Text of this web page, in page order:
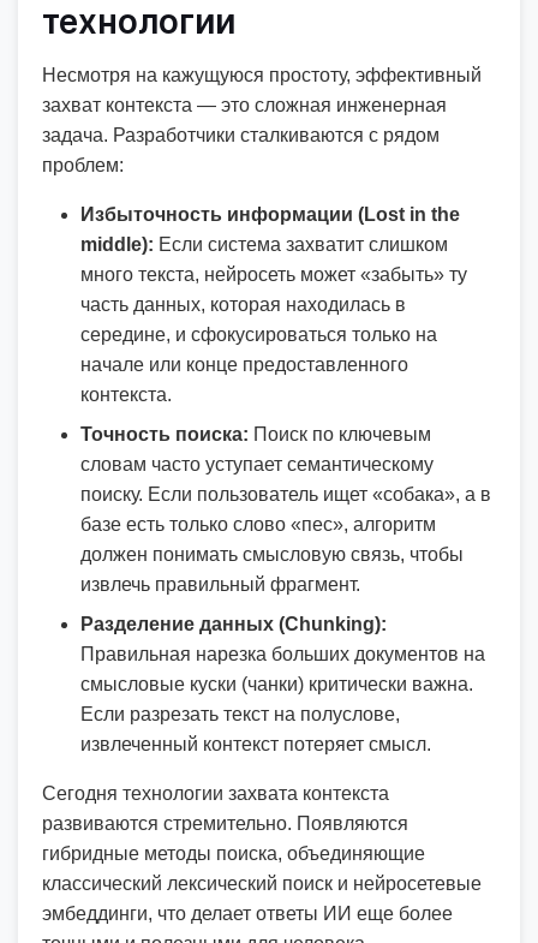
технологии
Несмотря на кажущуюся простоту, эффективный
захват контекста — это сложная инженерная
задача. Разработчики сталкиваются с рядом
проблем:
Избыточность информации (Lost in the
middle): Если система захватит слишком
много текста, нейросеть может «забыть» ту
часть данных, которая находилась в
середине, и сфокусироваться только на
начале или конце предоставленного
контекста.
Точность поиска: Поиск по ключевым
словам часто уступает семантическому
поиску. Если пользователь ищет «собака», а в
базе есть только слово «пес», алгоритм
должен понимать смысловую связь, чтобы
извлечь правильный фрагмент.
Разделение данных (Chunking):
Правильная нарезка больших документов на
смысловые куски (чанки) критически важна.
Если разрезать текст на полуслове,
извлеченный контекст потеряет смысл.
Сегодня технологии захвата контекста
развиваются стремительно. Появляются
гибридные методы поиска, объединяющие
классический лексический поиск и нейросетевые
эмбеддинги, что делает ответы ИИ еще более